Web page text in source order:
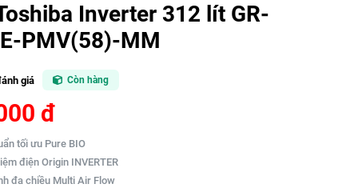
Inverter 312 lít GR-
PMV(58)-MM
giá Còn hàng
đ
tối ưu Pure BIO
điện Origin INVERTER
đa chiều Multi Air Flow